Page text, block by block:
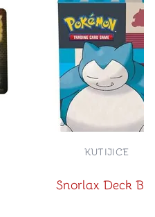
Snorlax Deck
KUTIJICE